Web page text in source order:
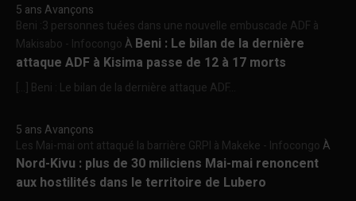
5 ans Avançons
Beni :3 personnes tuées dans une nouvelle embuscade ADF à
Makisabo - InfocongoÀ Beni : Le bilan de la dernière
attaque ADF à Kisima passe de 12 à 17 morts
[…] Beni : Le bilan de la dernière attaque ADF...
5 ans Avançons
Les Mai-mai ont attaqué la barrière GRPI à Makeke - InfocongoÀ
Nord-Kivu : plus de 30 miliciens Mai-mai renoncent
aux hostilités dans le territoire de Lubero